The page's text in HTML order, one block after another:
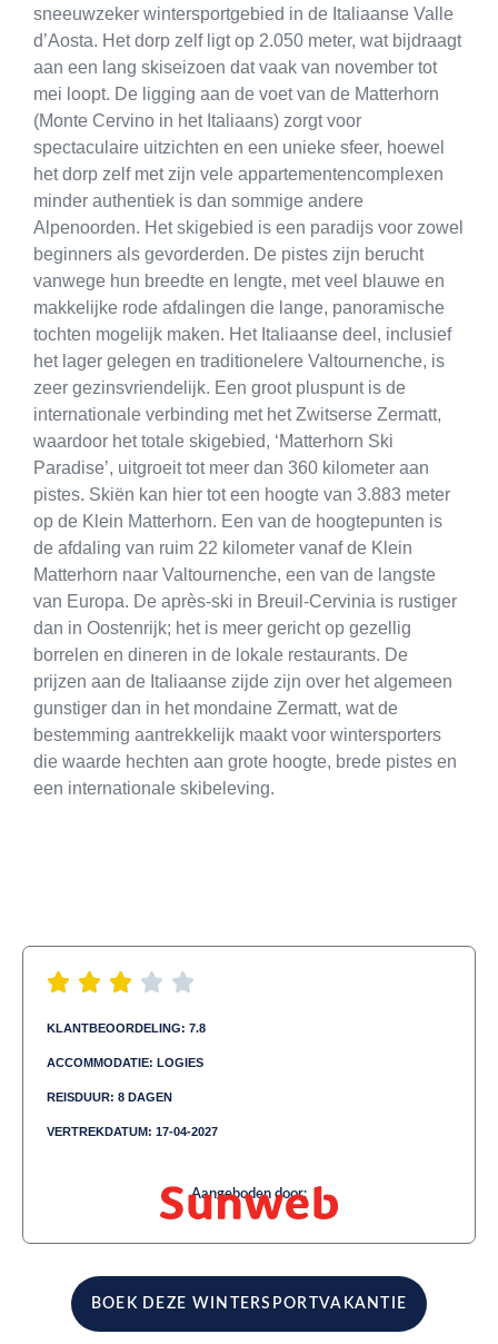
sneeuwzeker wintersportgebied in de Italiaanse Valle
d’Aosta. Het dorp zelf ligt op 2.050 meter, wat bijdraagt
aan een lang skiseizoen dat vaak van november tot
mei loopt. De ligging aan de voet van de Matterhorn
(Monte Cervino in het Italiaans) zorgt voor
spectaculaire uitzichten en een unieke sfeer, hoewel
het dorp zelf met zijn vele appartementencomplexen
minder authentiek is dan sommige andere
Alpenoorden. Het skigebied is een paradijs voor zowel
beginners als gevorderden. De pistes zijn berucht
vanwege hun breedte en lengte, met veel blauwe en
makkelijke rode afdalingen die lange, panoramische
tochten mogelijk maken. Het Italiaanse deel, inclusief
het lager gelegen en traditionelere Valtournenche, is
zeer gezinsvriendelijk. Een groot pluspunt is de
internationale verbinding met het Zwitserse Zermatt,
waardoor het totale skigebied, ‘Matterhorn Ski
Paradise’, uitgroeit tot meer dan 360 kilometer aan
pistes. Skiën kan hier tot een hoogte van 3.883 meter
op de Klein Matterhorn. Een van de hoogtepunten is
de afdaling van ruim 22 kilometer vanaf de Klein
Matterhorn naar Valtournenche, een van de langste
van Europa. De après-ski in Breuil-Cervinia is rustiger
dan in Oostenrijk; het is meer gericht op gezellig
borrelen en dineren in de lokale restaurants. De
prijzen aan de Italiaanse zijde zijn over het algemeen
gunstiger dan in het mondaine Zermatt, wat de
bestemming aantrekkelijk maakt voor wintersporters
die waarde hechten aan grote hoogte, brede pistes en
een internationale skibeleving.
KLANTBEOORDELING: 7.8
ACCOMMODATIE: LOGIES
REISDUUR: 8 DAGEN
VERTREKDATUM: 17-04-2027
Aangeboden door:
BOEK DEZE WINTERSPORTVAKANTIE